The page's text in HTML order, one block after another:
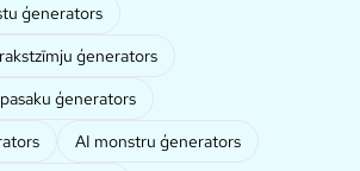
ģenerators
ģenerators
ģenerators
AI monstru ģenerators